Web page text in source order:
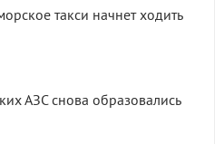
такси начнет ходить
АЗС снова образовались